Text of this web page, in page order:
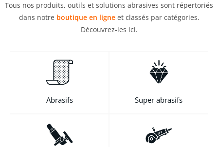
Tous nos produits, outils et solutions abrasives sont répertoriés
dans notre boutique en ligneet classés par catégories.
Découvrez-les ici.
Abrasifs Super abrasifs